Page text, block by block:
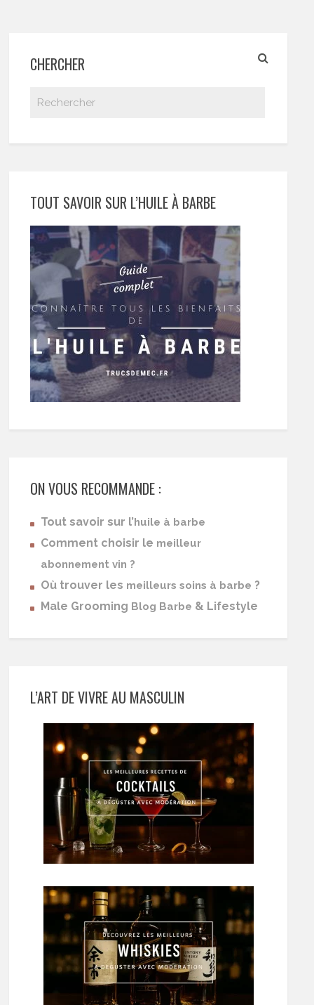
CHERCHER
TOUT SAVOIR SUR L’HUILE À BARBE
ON VOUS RECOMMANDE :
Tout savoir sur l’huile à barbe
Comment choisir le meilleur
abonnement vin ?
Où trouver les meilleurs soins à barbe ?
Male Grooming Blog Barbe & Lifestyle
L’ART DE VIVRE AU MASCULIN